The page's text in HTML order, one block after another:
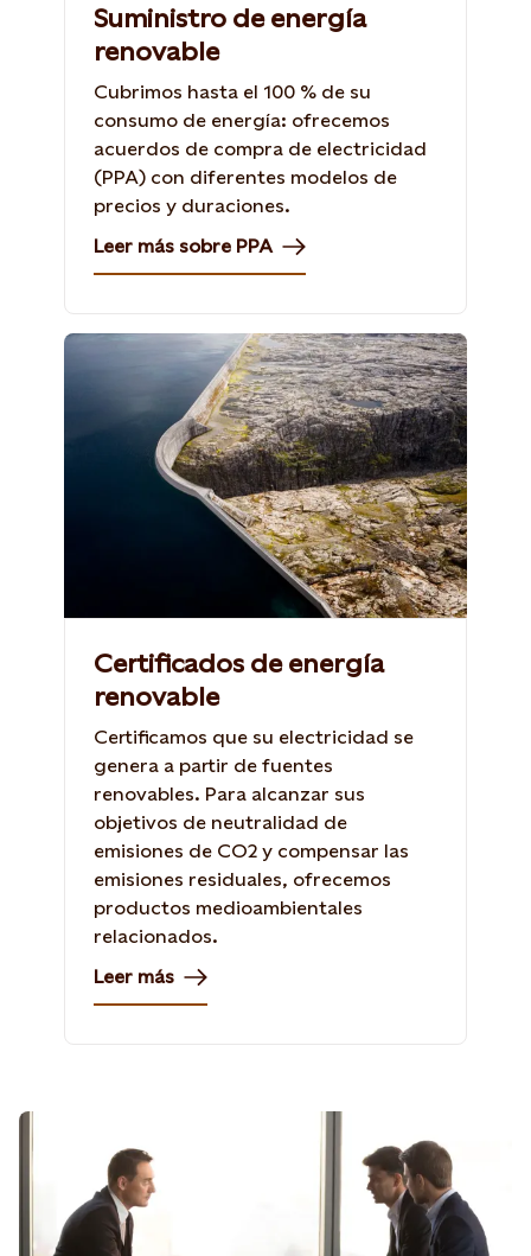
Suministro de energía
renovable
Cubrimos hasta el 100 % de su
consumo de energía: ofrecemos
acuerdos de compra de electricidad
(PPA) con diferentes modelos de
precios y duraciones.
Leer más sobre PPA
Førredalsdammen en Noruega.
Photo: Lars PetterPettersen
Certificados de energía
renovable
Certificamos que su electricidad se
genera a partir de fuentes
renovables. Para alcanzar sus
objetivos de neutralidad de
emisiones de CO2 y compensar las
emisiones residuales, ofrecemos
productos medioambientales
relacionados.
Leer más